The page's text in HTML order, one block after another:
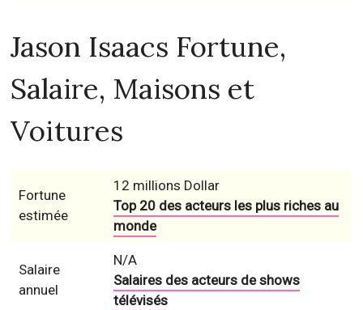
Jason Isaacs Fortune,
Salaire, Maisons et
Voitures
Fortune
estimée
12 millions Dollar
Top 20 des acteurs les plus riches au
monde
Salaire
annuel
N/A
Salaires des acteurs de shows
télévisés